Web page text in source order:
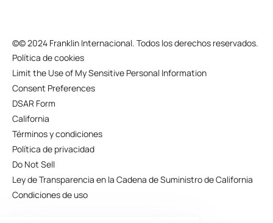
©© 2024 Franklin Internacional. Todos los derechos reservados.
Política de cookies
Limit the Use of My Sensitive Personal Information
Consent Preferences
DSAR Form
California
Términos y condiciones
Política de privacidad
Do Not Sell
Ley de Transparencia en la Cadena de Suministro de California
Condiciones de uso